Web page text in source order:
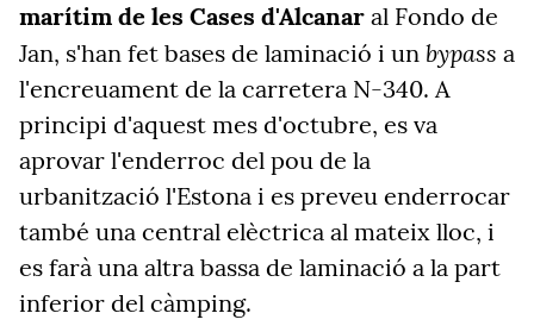
marítim de les Cases d'Alcanar al Fondo de
Jan, s'han fet bases de laminació i un bypass a
l'encreuament de la carretera N-340. A
principi d'aquest mes d'octubre, es va
aprovar l'enderroc del pou de la
urbanització l'Estona i es preveu enderrocar
també una central elèctrica al mateix lloc, i
es farà una altra bassa de laminació a la part
inferior del càmping.